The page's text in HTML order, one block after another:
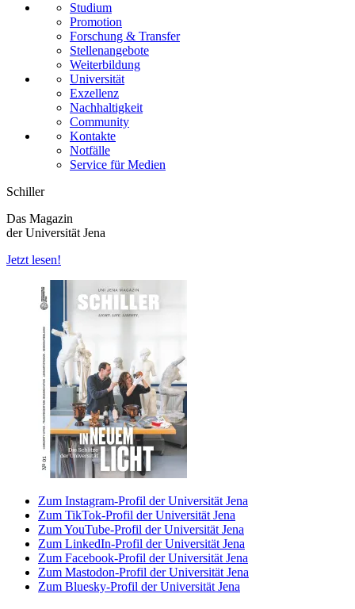
Studium
Promotion
Forschung & Transfer
Stellenangebote
Weiterbildung
Universität
Exzellenz
Nachhaltigkeit
Community
Kontakte
Notfälle
Service für Medien
Schiller
Das Magazin
der Universität Jena
Jetzt lesen!
Zum Instagram-Profil der Universität Jena
Zum TikTok-Profil der Universität Jena
Zum YouTube-Profil der Universität Jena
Zum LinkedIn-Profil der Universität Jena
Zum Facebook-Profil der Universität Jena
Zum Mastodon-Profil der Universität Jena
Zum Bluesky-Profil der Universität Jena